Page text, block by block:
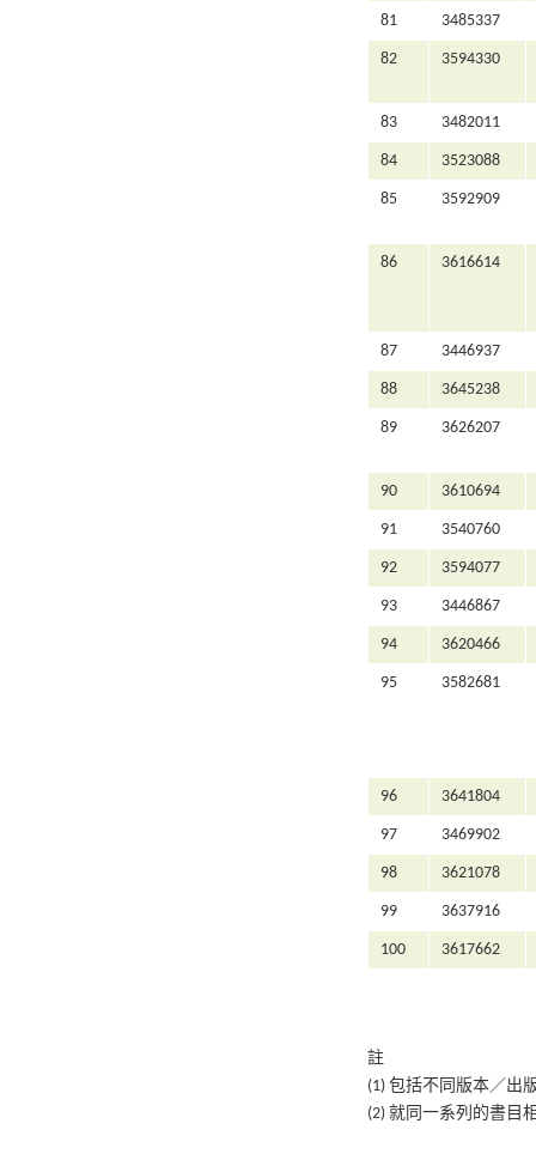
81 3485337
82 3594330
83 3482011
84 3523088
85 3592909
86 3616614
87 3446937
88 3645238
89 3626207
90 3610694
91 3540760
92 3594077
93 3446867
94 3620466
95 3582681
96 3641804
97 3469902
98 3621078
99 3637916
100 3617662
註
(1) 包括不同版本／出
(2) 就同一系列的書目